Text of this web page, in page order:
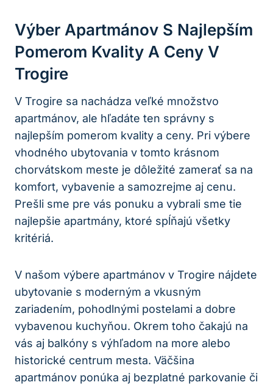
Výber Apartmánov S Najlepším
Pomerom Kvality A Ceny V
Trogire
V Trogire sa nachádza veľké množstvo
apartmánov, ale hľadáte ten správny s
najlepším pomerom kvality a ceny. Pri výbere
vhodného ubytovania v tomto krásnom
chorvátskom meste je dôležité zamerať sa na
komfort, vybavenie a samozrejme aj cenu.
Prešli sme pre vás ponuku a vybrali sme tie
najlepšie apartmány, ktoré spĺňajú všetky
kritériá.
V našom výbere apartmánov v Trogire nájdete
ubytovanie s moderným a vkusným
zariadením, pohodlnými postelami a dobre
vybavenou kuchyňou. Okrem toho čakajú na
vás aj balkóny s výhľadom na more alebo
historické centrum mesta. Väčšina
apartmánov ponúka aj bezplatné parkovanie či